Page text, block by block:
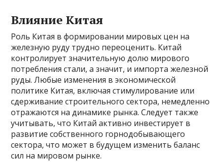
Влияние Китая
Роль Китая в формировании мировых цен на
железную руду трудно переоценить. Китай
контролирует значительную долю мирового
потребления стали, а значит, и импорта железной
руды. Любые изменения в экономической
политике Китая, включая стимулирование или
сдерживание строительного сектора, немедленно
отражаются на динамике рынка. Следует также
учитывать, что Китай активно инвестирует в
развитие собственного горнодобывающего
сектора, что может в будущем изменить баланс
сил на мировом рынке.